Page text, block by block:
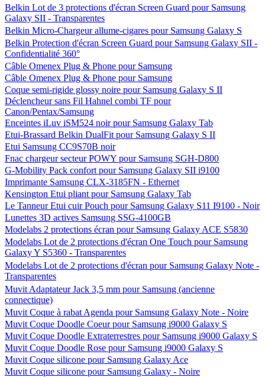
Belkin Lot de 3 protections d'écran Screen Guard pour Samsung
Galaxy SII - Transparentes
Belkin Micro-Chargeur allume-cigares pour Samsung Galaxy S
Belkin Protection d'écran Screen Guard pour Samsung Galaxy SII -
Confidentialité 360°
Câble Omenex Plug & Phone pour Samsung
Câble Omenex Plug & Phone pour Samsung
Coque semi-rigide glossy noire pour Samsung Galaxy S II
Déclencheur sans Fil Hahnel combi TF pour
Canon/Pentax/Samsung
Enceintes iLuv iSM524 noir pour Samsung Galaxy Tab
Etui-Brassard Belkin DualFit pour Samsung Galaxy S II
Etui Samsung CC9S70B noir
Fnac chargeur secteur POWY pour Samsung SGH-D800
G-Mobility Pack confort pour Samsung Galaxy SII i9100
Imprimante Samsung CLX-3185FN - Ethernet
Kensington Etui pliant pour Samsung Galaxy Tab
Le Tanneur Etui cuir Pouch pour Samsung Galaxy S11 I9100 - Noir
Lunettes 3D actives Samsung SSG-4100GB
Modelabs 2 protections écran pour Samsung Galaxy ACE S5830
Modelabs Lot de 2 protections d'écran One Touch pour Samsung
Galaxy Y S5360 - Transparentes
Modelabs Lot de 2 protections d'écran pour Samsung Galaxy Note -
Transparentes
Muvit Adaptateur Jack 3,5 mm pour Samsung (ancienne
connectique)
Muvit Coque à rabat Agenda pour Samsung Galaxy Note - Noire
Muvit Coque Doodle Coeur pour Samsung i9000 Galaxy S
Muvit Coque Doodle Extraterrestres pour Samsung i9000 Galaxy S
Muvit Coque Doodle Rose pour Samsung i9000 Galaxy S
Muvit Coque silicone pour Samsung Galaxy Ace
Muvit Coque silicone pour Samsung Galaxy - Noire